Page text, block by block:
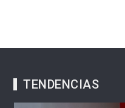
TENDENCIAS